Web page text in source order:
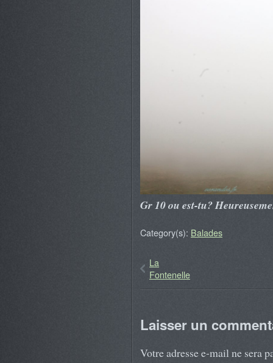
Gr 10 ou est-tu?
Category(s): Balades
La
Fontenelle
Laisser un
Votre adresse e-mail ne sera